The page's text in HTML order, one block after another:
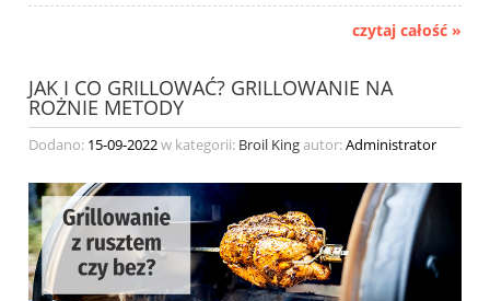
czytaj całość »
JAK I CO GRILLOWAĆ? GRILLOWANIE NA
ROŻNIE METODY
Dodano: 15-09-2022w kategorii: Broil Kingautor:Administrator